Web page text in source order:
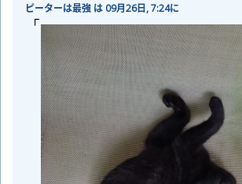
ピーターは最強 は 09月26日, 7:24に